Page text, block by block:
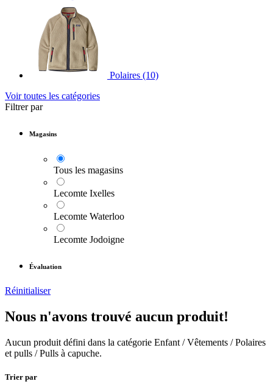
Polaires (10)
Voir toutes les catégories
Filtrer par
Magasins
Tous les magasins
Lecomte Ixelles
Lecomte Waterloo
Lecomte Jodoigne
Évaluation
Réinitialiser
Nous n'avons trouvé aucun produit!
Aucun produit défini dans la catégorie Enfant / Vêtements / Polaires
et pulls / Pulls à capuche.
Trier par